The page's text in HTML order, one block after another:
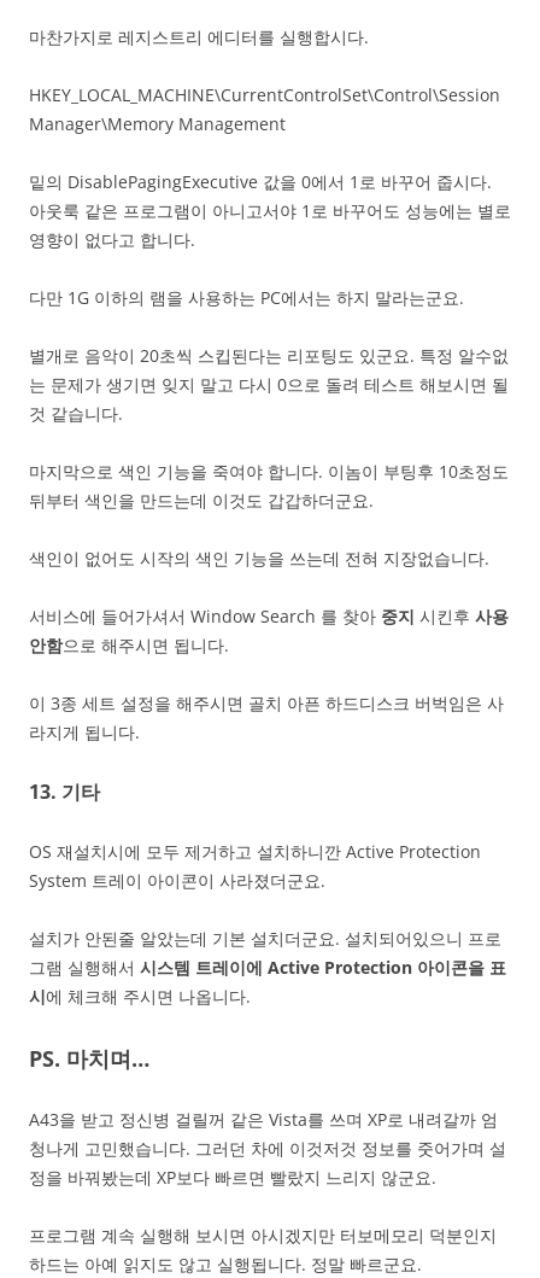
마찬가지로 레지스트리 에디터를 실행합시다.
HKEY_LOCAL_MACHINE\CurrentControlSet\Control\Session
Manager\Memory Management
밑의 DisablePagingExecutive 값을 0에서 1로 바꾸어 줍시다.
아웃룩 같은 프로그램이 아니고서야 1로 바꾸어도 성능에는 별로
영향이 없다고 합니다.
다만 1G 이하의 램을 사용하는 PC에서는 하지 말라는군요.
별개로 음악이 20초씩 스킵된다는 리포팅도 있군요. 특정 알수없
는 문제가 생기면 잊지 말고 다시 0으로 돌려 테스트 해보시면 될
것 같습니다.
마지막으로 색인 기능을 죽여야 합니다. 이놈이 부팅후 10초정도
뒤부터 색인을 만드는데 이것도 갑갑하더군요.
색인이 없어도 시작의 색인 기능을 쓰는데 전혀 지장없습니다.
서비스에 들어가셔서 Window Search 를 찾아 중지 시킨후 사용
안함으로 해주시면 됩니다.
이 3종 세트 설정을 해주시면 골치 아픈 하드디스크 버벅임은 사
라지게 됩니다.
13. 기타
OS 재설치시에 모두 제거하고 설치하니깐 Active Protection
System 트레이 아이콘이 사라졌더군요.
설치가 안된줄 알았는데 기본 설치더군요. 설치되어있으니 프로
그램 실행해서 시스템 트레이에 Active Protection 아이콘을 표
시에 체크해 주시면 나옵니다.
PS. 마치며…
A43을 받고 정신병 걸릴꺼 같은 Vista를 쓰며 XP로 내려갈까 엄
청나게 고민했습니다. 그러던 차에 이것저것 정보를 줏어가며 설
정을 바꿔봤는데 XP보다 빠르면 빨랐지 느리지 않군요.
프로그램 계속 실행해 보시면 아시겠지만 터보메모리 덕분인지
하드는 아예 읽지도 않고 실행됩니다. 정말 빠르군요.